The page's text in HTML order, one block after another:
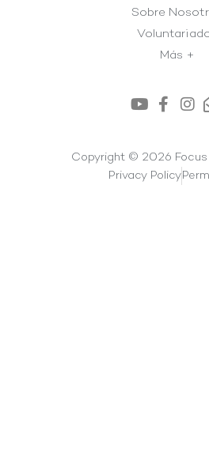
Sobre
Más +
Copyright © 2026 Focus
Privacy Policy